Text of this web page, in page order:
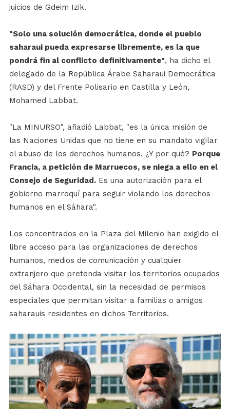
juicios de Gdeim Izik.
"Solo una solución democrática, donde el pueblo
saharaui pueda expresarse libremente, es la que
pondrá fin al conflicto definitivamente", ha dicho el
delegado de la República Árabe Saharaui Democrática
(RASD) y del Frente Polisario en Castilla y León,
Mohamed Labbat.
"La MINURSO", añadió Labbat, "es la única misión de
las Naciones Unidas que no tiene en su mandato vigilar
el abuso de los derechos humanos. ¿Y por qué? Porque
Francia, a petición de Marruecos, se niega a ello en el
Consejo de Seguridad.Es una autorización para el
gobierno marroquí para seguir violando los derechos
humanos en el Sáhara".
Los concentrados en la Plaza del Milenio han exigido el
libre acceso para las organizaciones de derechos
humanos, medios de comunicación y cualquier
extranjero que pretenda visitar los territorios ocupados
del Sáhara Occidental, sin la necesidad de permisos
especiales que permitan visitar a familias o amigos
saharauis residentes en dichos Territorios.